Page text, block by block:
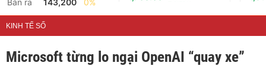
Bán ra
143,200 0%
KINH TẾ SỐ
Microsoft từng lo ngại OpenAI “quay xe”